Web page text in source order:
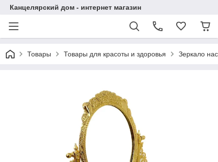
Канцелярский дом - интернет магазин
Товары Товары для красоты и здоровья Зеркало